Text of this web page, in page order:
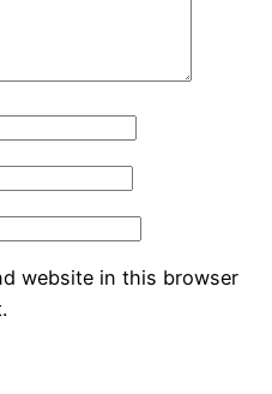
website in this browser